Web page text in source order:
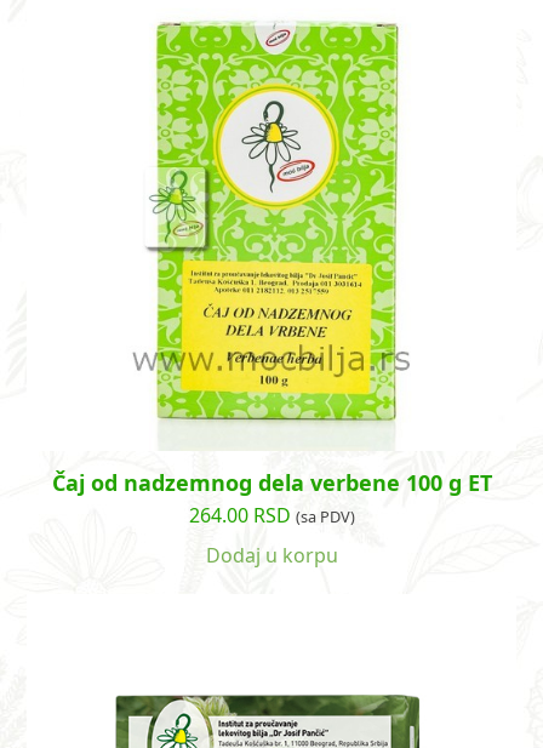
Čaj od nadzemnog dela verbene 100 g ET
264.00 RSD (sa PDV)
Dodaj u korpu